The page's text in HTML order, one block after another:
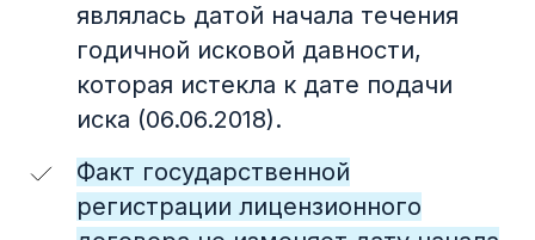
являлась датой начала течения
годичной исковой давности,
которая истекла к дате подачи
иска (06.06.2018).
Факт государственной
регистрации лицензионного
Архив выпусков